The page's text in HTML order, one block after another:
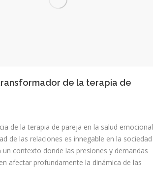
de la terapia de
de la terapia de pareja en la salud emocional
de las relaciones es innegable en la sociedad
un contexto donde las presiones y demandas
afectar profundamente la dinámica de las